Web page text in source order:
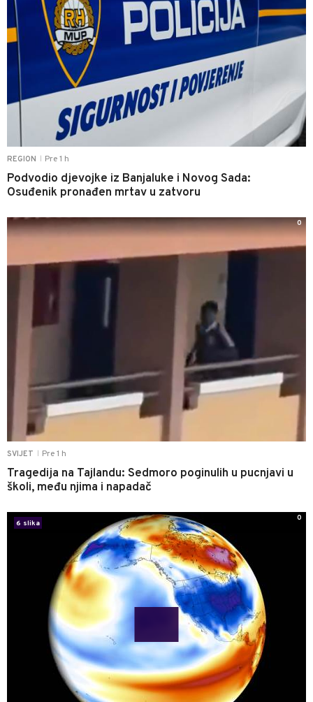
REGION Pre 1 h
Podvodio djevojke iz Banjaluke i Novog Sada:
Osuđenik pronađen mrtav u zatvoru
SVIJET Pre 1 h
Tragedija na Tajlandu: Sedmoro poginulih u pucnjavi u
školi, među njima i napadač
0
6 slika
0